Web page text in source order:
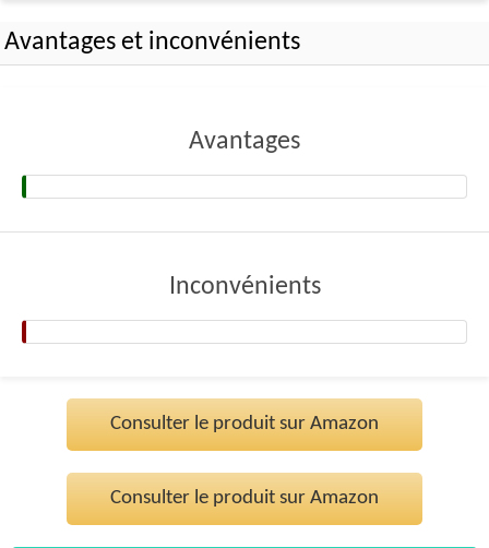
Avantages et inconvénients
Avantages
Inconvénients
Consulter le produit sur Amazon
Consulter le produit sur Amazon